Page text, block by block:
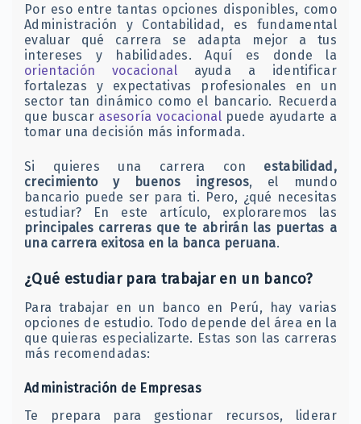
Por eso entre tantas opciones disponibles, como
Administración y Contabilidad, es fundamental
evaluar qué carrera se adapta mejor a tus
intereses y habilidades. Aquí es donde la
orientación vocacionalayuda a identificar
fortalezas y expectativas profesionales en un
sector tan dinámico como el bancario. Recuerda
que buscar asesoría vocacionalpuede ayudarte a
tomar una decisión más informada.
Si quieres una carrera con estabilidad,
crecimiento y buenos ingresos, el mundo
bancario puede ser para ti. Pero, ¿qué necesitas
estudiar? En este artículo, exploraremos las
principales carreras que te abrirán las puertas a
una carrera exitosa en la banca peruana.
¿Qué estudiar para trabajar en un banco?
Para trabajar en un banco en Perú, hay varias
opciones de estudio. Todo depende del área en la
que quieras especializarte. Estas son las carreras
más recomendadas:
Administración de Empresas
Te prepara para gestionar recursos, liderar